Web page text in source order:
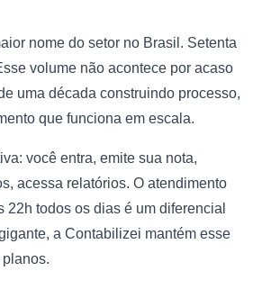
nome do setor no Brasil. Setenta
volume não acontece por acaso
uma década construindo processo,
que funciona em escala.
você entra, emite sua nota,
acessa relatórios. O atendimento
22h todos os dias é um diferencial
a Contabilizei mantém esse